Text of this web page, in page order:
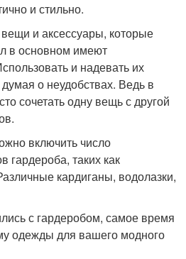
и стильно.
и аксессуары, которые
в основном имеют
и надевать их
о неудобствах. Ведь в
сочетать одну вещь с другой
включить число
гардероба, таких как
кардиганы, водолазки,
с гардеробом, самое время
одежды для вашего модного